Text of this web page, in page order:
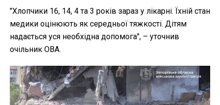
"Хлопчики 16, 14, 4 та 3 років зараз у лікарні. Їхній стан
медики оцінюють як середньої тяжкості. Дітям
надається уся необхідна допомога", – уточнив
очільник ОВА.